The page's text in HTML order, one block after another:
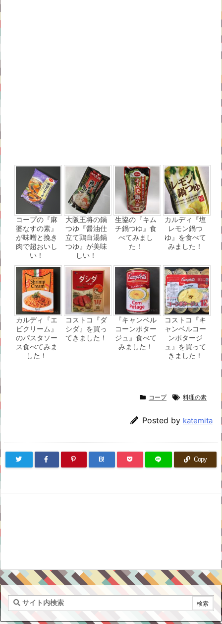
コープの『麻
婆なすの素』
が味噌と挽き
肉で超おいし
い！
大阪王将の鍋
つゆ『醤油仕
立て鶏白湯鍋
つゆ』が美味
しい！
生協の『キム
チ鍋つゆ』食
べてみまし
た！
カルディ『塩
レモン鍋つ
ゆ』を食べて
みました！
カルディ『エ
ビクリーム』
のパスタソー
ス食べてみま
した！
コストコ『ダ
シダ』を買っ
てきました！
『キャンベル
コーンポター
ジュ』食べて
みました！
コストコ『キ
ャンベルコー
ンポタージ
ュ』を買って
きました！
コープ 料理の素
Posted by katemita
B! Copy